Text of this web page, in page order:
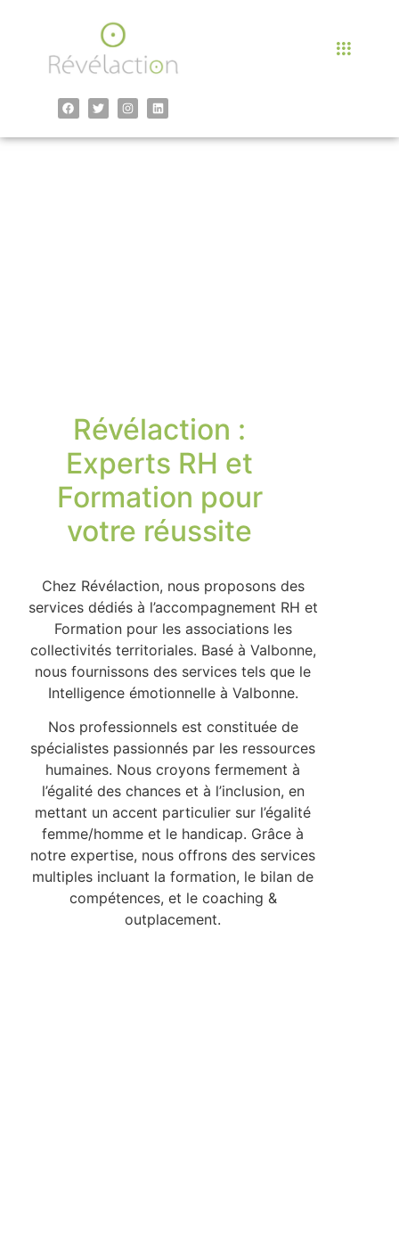
Révélaction :
Experts RH et
Formation pour
votre réussite
Chez Révélaction, nous proposons des
services dédiés à l’accompagnement RH et
Formation pour les associations les
collectivités territoriales. Basé à Valbonne,
nous fournissons des services tels que le
Intelligence émotionnelle à Valbonne.
Nos professionnels est constituée de
spécialistes passionnés par les ressources
humaines. Nous croyons fermement à
l’égalité des chances et à l’inclusion, en
mettant un accent particulier sur l’égalité
femme/homme et le handicap. Grâce à
notre expertise, nous offrons des services
multiples incluant la formation, le bilan de
compétences, et le coaching &
outplacement.